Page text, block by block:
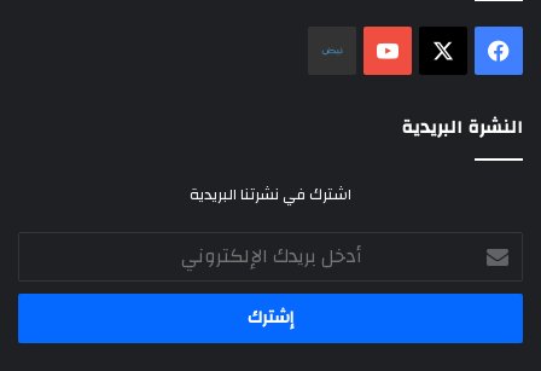
فيسبوك ‫YouTube
النشرة البريدية
اشترك في نشرتنا البريدية
أدخل
بريدك
الإلكتروني